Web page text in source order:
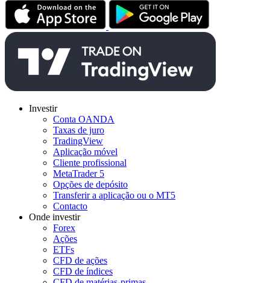
Investir
Conta OANDA
Taxas de juro
TradingView
Aplicação móvel
Cliente profissional
MetaTrader 5
Opções de depósito
Transferir a aplicação ou o MT5
Contacto
Onde investir
Forex
Ações
ETFs
CFD de ações
CFD de índices